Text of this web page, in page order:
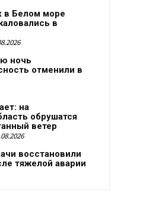
в Белом море
в
ночь
отменили в
на
обрушатся
ветер
восстановили
тяжелой аварии